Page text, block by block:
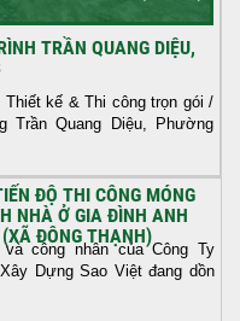
TRẦN QUANG DIỆU,
kế & Thi công trọn gói /
Trần Quang Diệu, Phường
ĐỘ THI CÔNG MÓNG
NHÀ Ở GIA ĐÌNH ANH
(XÃ ĐÔNG THẠNH)
công nhân của Công Ty
Dựng Sao Việt đang dồn